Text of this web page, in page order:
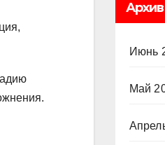
Архив
Июнь
Май